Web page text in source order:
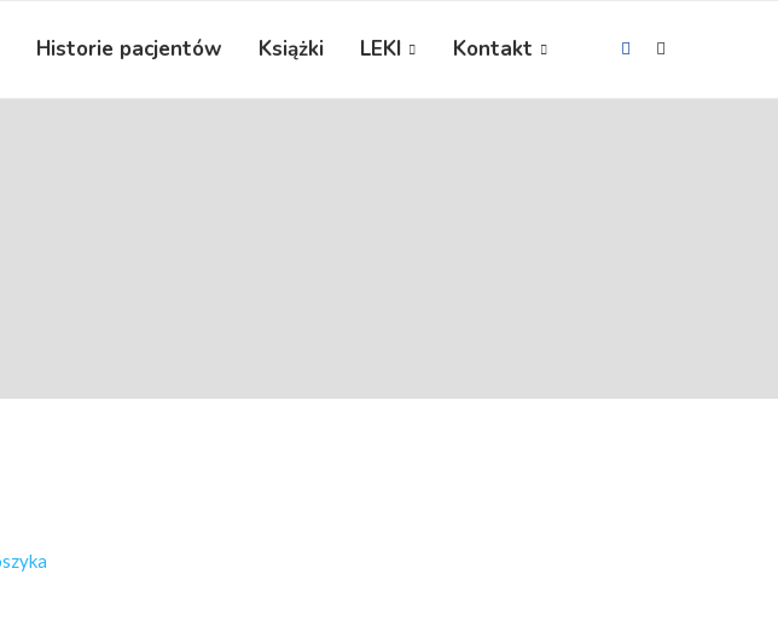
Historie pacjentów Książki LEKI Kontakt